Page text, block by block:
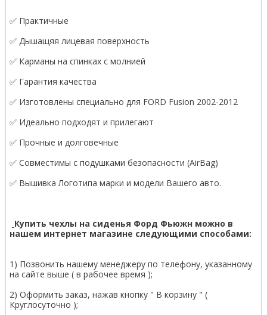
✅ Практичные
✅ Дышащяя лицевая поверхность
✅ Карманы на спинках с молнией
✅ Гарантия качества
✅ Изготовлены специально для FORD Fusion 2002-2012
✅ Идеально подходят и прилегают
✅ Прочные и долговечные
✅ Совместимы с подушками безопасности (AirBag)
✅ Вышивка Логотипа марки и модели Вашего авто.
Купить чехлы на сиденья Форд Фьюжн можно в
нашем интернет магазине следующими способами:
1) Позвонить нашему менеджеру по телефону, указанному
на сайте выше ( в рабочее время );
2) Оформить заказ, нажав кнопку " В корзину " (
Круглосуточно );